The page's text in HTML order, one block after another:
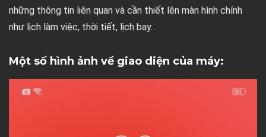
những thông tin liên quan và cần thiết lên màn hình chính
như lịch làm việc, thời tiết, lịch bay…
Một số hình ảnh về giao diện của máy: